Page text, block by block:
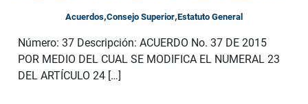
Acuerdos,Consejo Superior,Estatuto General
Número: 37 Descripción: ACUERDO No. 37 DE 2015
POR MEDIO DEL CUAL SE MODIFICA EL NUMERAL 23
DEL ARTÍCULO 24 […]